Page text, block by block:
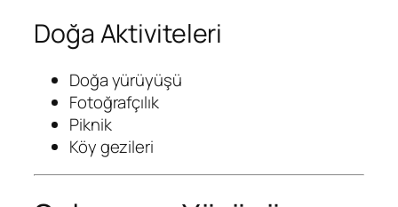
Doğa Aktiviteleri
Doğa yürüyüşü
Fotoğrafçılık
Piknik
Köy gezileri